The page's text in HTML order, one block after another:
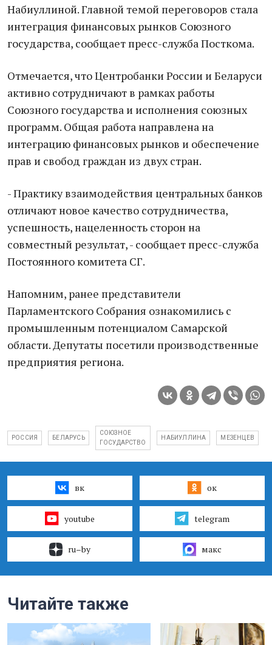
Набиуллиной. Главной темой переговоров стала
интеграция финансовых рынков Союзного
государства, сообщает пресс-служба Посткома.
Отмечается, что Центробанки России и Беларуси
активно сотрудничают в рамках работы
Союзного государства и исполнения союзных
программ. Общая работа направлена на
интеграцию финансовых рынков и обеспечение
прав и свобод граждан из двух стран.
- Практику взаимодействия центральных банков
отличают новое качество сотрудничества,
успешность, нацеленность сторон на
совместный результат, - сообщает пресс-служба
Постоянного комитета СГ.
Напомним, ранее представители
Парламентского Собрания ознакомились с
промышленным потенциалом Самарской
области. Депутаты посетили производственные
предприятия региона.
РОССИЯ БЕЛАРУСЬ
СОЮЗНОЕ
ГОСУДАРСТВО
НАБИУЛЛИНА МЕЗЕНЦЕВ
вк ок
youtube telegram
ru–by макс
Читайте также